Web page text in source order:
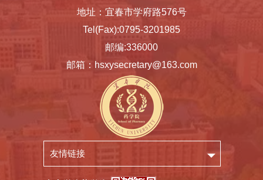
地址：宜春市学府路576号
Tel(Fax):0795-3201985
邮编:336000
邮箱：hsxysecretary@163.com
友情链接